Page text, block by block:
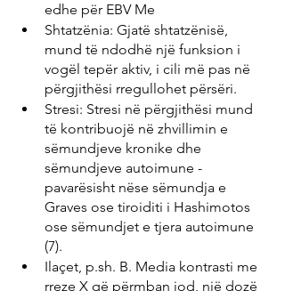
edhe për EBV Me
Shtatzënia: Gjatë shtatzënisë,
mund të ndodhë një funksion i
vogël tepër aktiv, i cili më pas në
përgjithësi rregullohet përsëri.
Stresi: Stresi në përgjithësi mund
të kontribuojë në zhvillimin e
sëmundjeve kronike dhe
sëmundjeve autoimune -
pavarësisht nëse sëmundja e
Graves ose tiroiditi i Hashimotos
ose sëmundjet e tjera autoimune
(7).
Ilaçet, p.sh. B. Media kontrasti me
rreze X që përmban jod, një dozë